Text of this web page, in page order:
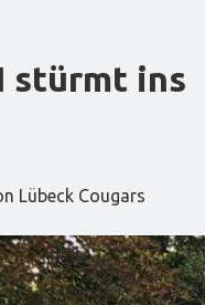
stürmt ins
Lübeck Cougars